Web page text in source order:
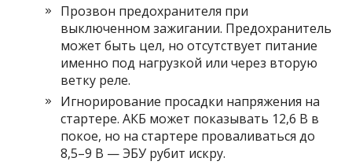
Прозвон предохранителя при
выключенном зажигании. Предохранитель
может быть цел, но отсутствует питание
именно под нагрузкой или через вторую
ветку реле.
Игнорирование просадки напряжения на
стартере. АКБ может показывать 12,6 В в
покое, но на стартере проваливаться до
8,5–9 В — ЭБУ рубит искру.